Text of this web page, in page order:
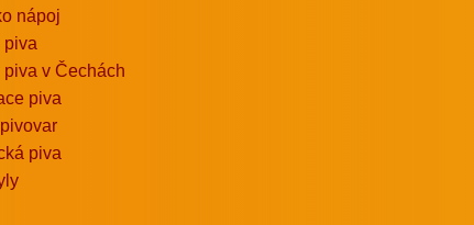
nápoj
piva
piva v Čechách
piva
piva